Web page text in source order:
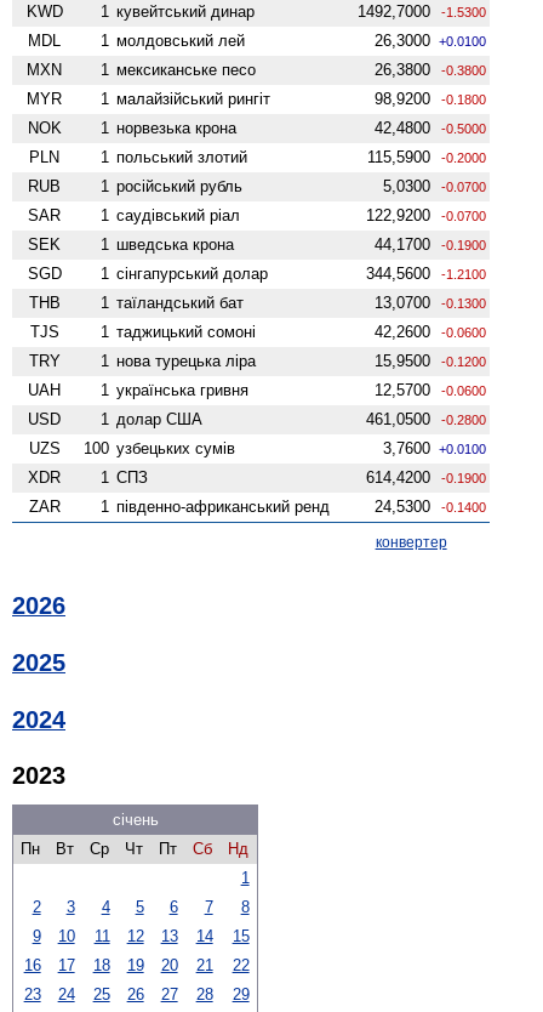
KWD 1 кувейтський динар 1492,7000 -1.5300
MDL 1 молдовський лей 26,3000 +0.0100
MXN 1 мексиканське песо 26,3800 -0.3800
MYR 1 малайзійський рингіт 98,9200 -0.1800
NOK 1 норвезька крона 42,4800 -0.5000
PLN 1 польський злотий 115,5900 -0.2000
RUB 1 російський рубль 5,0300 -0.0700
SAR 1 саудівський ріал 122,9200 -0.0700
SEK 1 шведська крона 44,1700 -0.1900
SGD 1 сінгапурський долар 344,5600 -1.2100
THB 1 таїландський бат 13,0700 -0.1300
TJS 1 таджицький сомоні 42,2600 -0.0600
TRY 1 нова турецька ліра 15,9500 -0.1200
UAH 1 українська гривня 12,5700 -0.0600
USD 1 долар США 461,0500 -0.2800
UZS 100 узбецьких сумів 3,7600 +0.0100
XDR 1 СПЗ 614,4200 -0.1900
ZAR 1 південно-африканський ренд 24,5300 -0.1400
конвертер
2026
2025
2024
2023
січень
Пн
Вт Ср Чт Пт Сб
Нд
1
2
3 4 5 6 7
8
9
10 11 12 13 14
15
16
17 18 19 20 21
22
23
24 25 26 27 28
29